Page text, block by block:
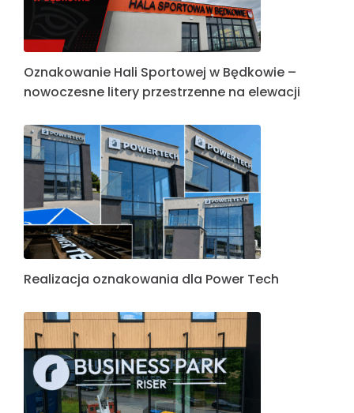
Oznakowanie Hali Sportowej w Będkowie –
nowoczesne litery przestrzenne na elewacji
Realizacja oznakowania dla Power Tech